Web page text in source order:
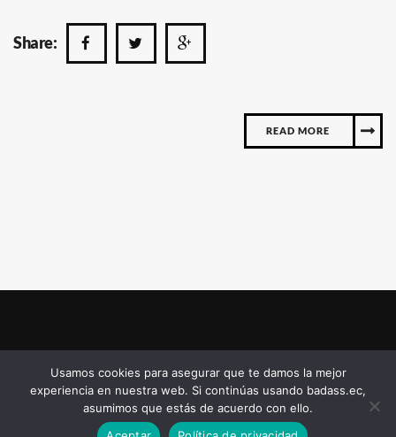
Share:
READ MORE
Badass Consulting © 2023 | Quito, Ecuador |
Política de Cookies y de privacidad
Usamos cookies para asegurar que te damos la mejor
experiencia en nuestra web. Si continúas usando badass.ec,
asumimos que estás de acuerdo con ello.